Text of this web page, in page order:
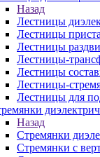
Назад
Лестницы
Лестницы
Лестницы
Лестницы-
Лестницы
Лестницы-
Лестницы для
Назад
Стремянки
Стремянки с